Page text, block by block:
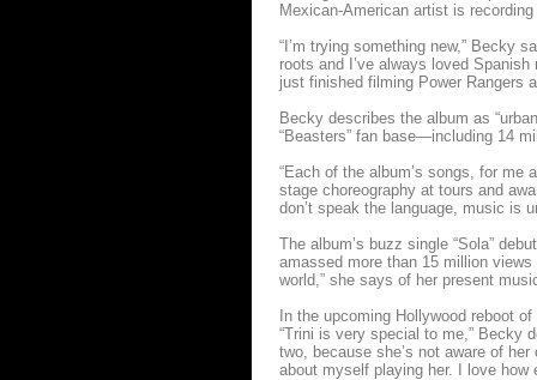
Mexican-American artist is
“I’m trying something new,” Becky
roots and I’ve always loved
just finished filming Power Rangers
Becky describes the album as
“Beasters” fan base—including 14
“Each of the album’s songs, for
stage choreography at tours and
don’t speak the language, music is
The album’s buzz single “Sola”
amassed more than 15 million
world,” she says of her present
In the upcoming Hollywood reboot
“Trini is very special to me,” Becky
two, because she’s not aware of
about myself playing her. I love how